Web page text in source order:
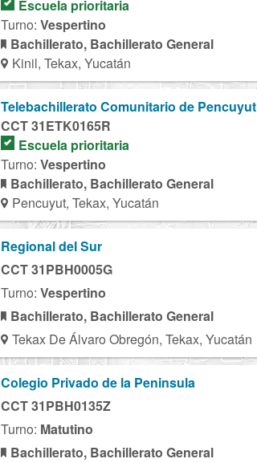
Escuela prioritaria
Turno: Vespertino
Bachillerato, Bachillerato General
Kinil, Tekax, Yucatán
Telebachillerato Comunitario de Pencuyut
CCT 31ETK0165R
Escuela prioritaria
Turno: Vespertino
Bachillerato, Bachillerato General
Pencuyut, Tekax, Yucatán
Regional del Sur
CCT 31PBH0005G
Turno: Vespertino
Bachillerato, Bachillerato General
Tekax De Álvaro Obregón, Tekax, Yucatán
Colegio Privado de la Peninsula
CCT 31PBH0135Z
Turno: Matutino
Bachillerato, Bachillerato General